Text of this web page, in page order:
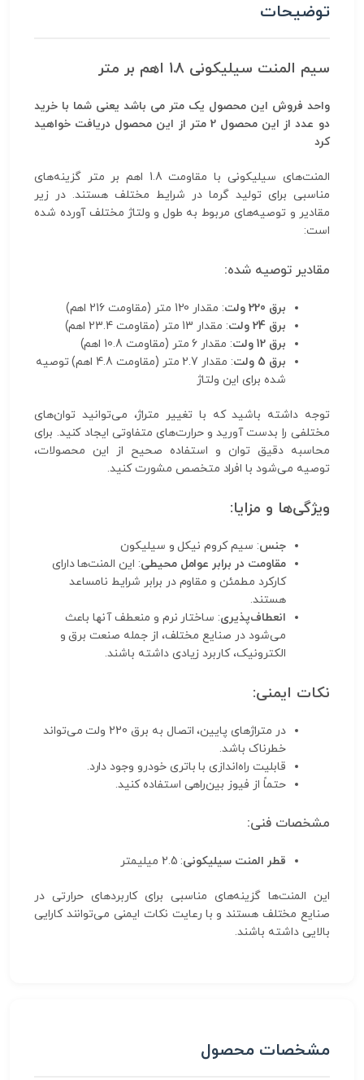
توضیحات
سیم المنت سیلیکونی 1.8 اهم بر متر
واحد فروش این محصول یک متر می باشد یعنی شما با خرید
دو عدد از این محصول 2 متر از این محصول دریافت خواهید
کرد
المنت‌های سیلیکونی با مقاومت 1.8 اهم بر متر گزینه‌های
مناسبی برای تولید گرما در شرایط مختلف هستند. در زیر
مقادیر و توصیه‌های مربوط به طول و ولتاژ مختلف آورده شده
است:
مقادیر توصیه شده:
برق 220 ولت
: مقدار 120 متر (مقاومت 216 اهم)
برق 24 ولت
: مقدار 13 متر (مقاومت 23.4 اهم)
برق 12 ولت
: مقدار 6 متر (مقاومت 10.8 اهم)
برق 5 ولت
: مقدار 2.7 متر (مقاومت 4.8 اهم) توصیه
شده برای این ولتاژ
توجه داشته باشید که با تغییر متراژ، می‌توانید توان‌های
مختلفی را بدست آورید و حرارت‌های متفاوتی ایجاد کنید. برای
محاسبه دقیق توان و استفاده صحیح از این محصولات،
توصیه می‌شود با افراد متخصص مشورت کنید.
ویژگی‌ها و مزایا:
جنس: سیم کروم نیکل و سیلیکون
مقاومت در برابر عوامل محیطی: این المنت‌ها دارای
کارکرد مطمئن و مقاوم در برابر شرایط نامساعد
هستند.
انعطاف‌پذیری: ساختار نرم و منعطف آنها باعث
می‌شود در صنایع مختلف، از جمله صنعت برق و
الکترونیک، کاربرد زیادی داشته باشند.
نکات ایمنی:
در متراژهای پایین، اتصال به برق 220 ولت می‌تواند
خطرناک باشد.
قابلیت راه‌اندازی با باتری خودرو وجود دارد.
حتماً از فیوز بین‌راهی استفاده کنید.
مشخصات فنی:
قطر المنت سیلیکونی: 2.5 میلیمتر
این المنت‌ها گزینه‌های مناسبی برای کاربردهای حرارتی در
صنایع مختلف هستند و با رعایت نکات ایمنی می‌توانند کارایی
بالایی داشته باشند.
مشخصات محصول